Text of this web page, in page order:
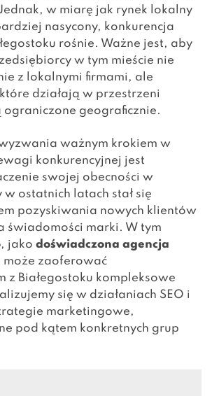
w miarę jak rynek lokalny
nasycony, konkurencja
rośnie. Ważne jest, aby
w tym mieście nie
z lokalnymi firmami, ale
działają w przestrzeni
ograniczone geograficznie.
ważnym krokiem w
konkurencyjnej jest
swojej obecności w
w ostatnich latach stał się
pozyskiwania nowych klientów
świadomości marki. W tym
, jako doświadczona agencja
może zaoferować
z Białegostoku kompleksowe
się w działaniach SEO i
marketingowe,
pod kątem konkretnych grup